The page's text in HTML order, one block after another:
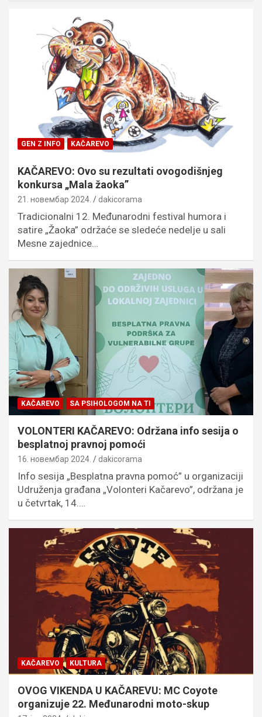
GEN Z INFO KAČAREVO
KAČAREVO: Ovo su rezultati ovogodišnjeg
konkursa „Mala žaoka”
21. новембар 2024. dakicorama
Tradicionalni 12. Međunarodni festival humora i
satire „Žaoka” održaće se sledeće nedelje u sali
Mesne zajednice…
KAČAREVO SA PSIHOLOGOM NA TI
VOLONTERI KAČAREVO: Održana info sesija o
besplatnoj pravnoj pomoći
16. новембар 2024. dakicorama
Info sesija „Besplatna pravna pomoć” u organizaciji
Udruženja građana „Volonteri Kačarevo”, održana je
u četvrtak, 14.…
KAČAREVO KULTURA
OVOG VIKENDA U KAČAREVU: MC Coyote
organizuje 22. Međunarodni moto-skup